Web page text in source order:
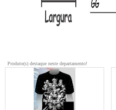
Produto(s) destaque neste departamento!